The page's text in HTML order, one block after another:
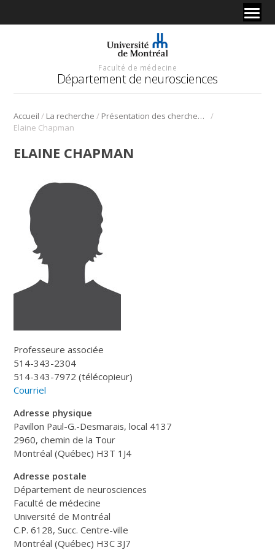
Faculté de médecine
Département de neurosciences
Accueil / La recherche / Présentation des chercheurs et de leur discipline
/
Elaine Chapman
ELAINE CHAPMAN
Professeure associée
514-343-2304
514-343-7972 (télécopieur)
Courriel
Adresse physique
Pavillon Paul-G.-Desmarais, local 4137
2960, chemin de la Tour
Montréal (Québec) H3T 1J4
Adresse postale
Département de neurosciences
Faculté de médecine
Université de Montréal
C.P. 6128, Succ. Centre-ville
Montréal (Québec) H3C 3J7